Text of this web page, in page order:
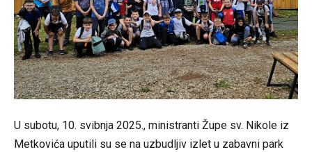
U subotu, 10. svibnja 2025., ministranti Župe sv. Nikole iz
Metkovića uputili su se na uzbudljiv izlet u zabavni park